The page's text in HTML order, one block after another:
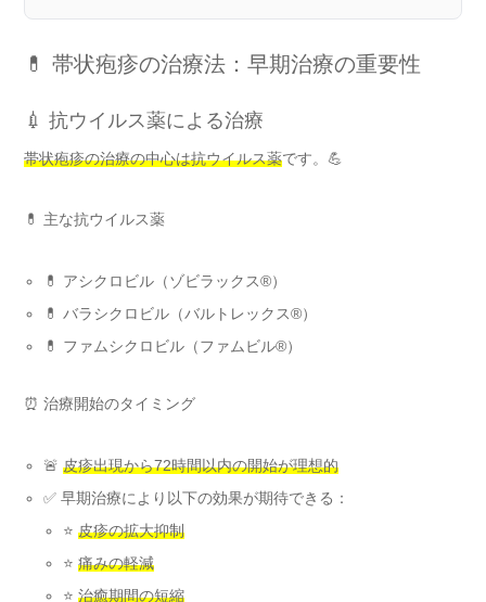
💊 帯状疱疹の治療法：早期治療の重要性
💉 抗ウイルス薬による治療
帯状疱疹の治療の中心は抗ウイルス薬です。💪
💊 主な抗ウイルス薬
💊 アシクロビル（ゾビラックス®）
💊 バラシクロビル（バルトレックス®）
💊 ファムシクロビル（ファムビル®）
⏰ 治療開始のタイミング
🚨皮疹出現から72時間以内の開始が理想的
✅ 早期治療により以下の効果が期待できる：
⭐皮疹の拡大抑制
⭐痛みの軽減
⭐治癒期間の短縮